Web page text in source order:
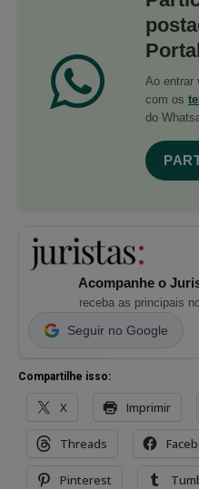
Ao entrar
com os
do
Acompanhe o
receba as principais
Seguir no Google
Compartilhe isso:
X Imprimir
Threads
Pinterest